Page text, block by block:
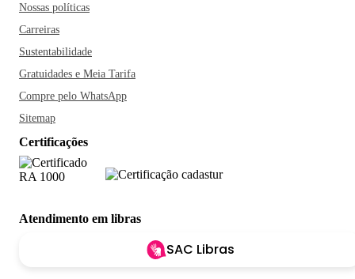
Nossas políticas
Carreiras
Sustentabilidade
Gratuidades e Meia Tarifa
Compre pelo WhatsApp
Sitemap
Certificações
Atendimento em libras
SAC Libras